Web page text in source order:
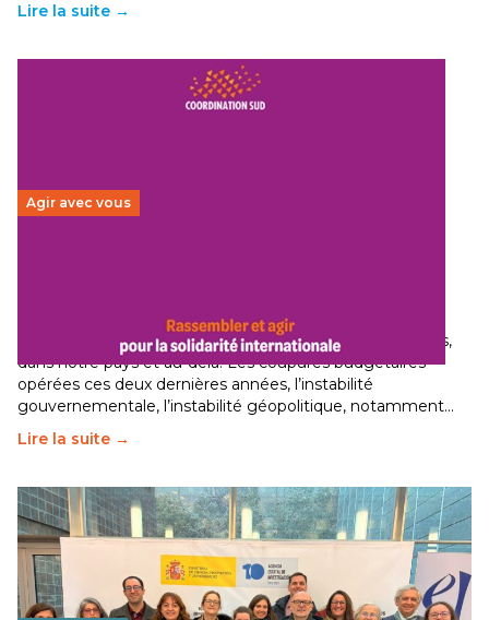
Lire la suite →
Agir avec vous
Le secteur humanitaire connaît des difficultés profondes,
dans notre pays et au-delà. Les coupures budgétaires
opérées ces deux dernières années, l’instabilité
gouvernementale, l’instabilité géopolitique, notamment…
Lire la suite →